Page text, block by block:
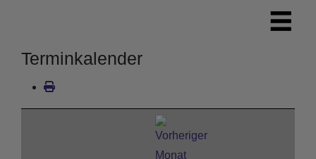
Terminkalender